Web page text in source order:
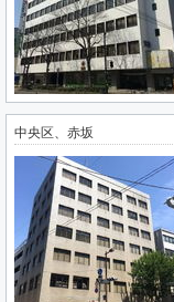
中央区、赤坂